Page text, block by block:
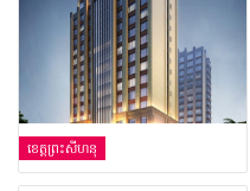
ខេត្តព្រះសីហនុ